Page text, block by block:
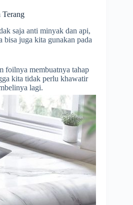
Terang
saja anti minyak dan api,
bisa juga kita gunakan pada
foilnya membuatnya tahap
kita tidak perlu khawatir
lagi.